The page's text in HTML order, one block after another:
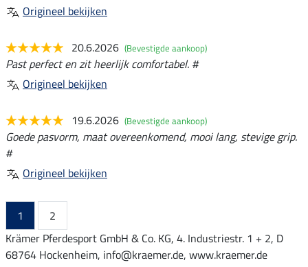
Origineel bekijken
20.6.2026 (Bevestigde aankoop)
Past perfect en zit heerlijk comfortabel. #
Origineel bekijken
19.6.2026 (Bevestigde aankoop)
Goede pasvorm, maat overeenkomend, mooi lang, stevige grip.
#
Origineel bekijken
1
2
Krämer Pferdesport GmbH & Co. KG, 4. Industriestr. 1 + 2, D
68764 Hockenheim, info@kraemer.de, www.kraemer.de